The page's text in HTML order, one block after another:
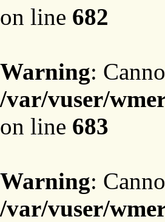
on line 682
Warning:
/var/vuser/
on line 683
Warning:
/var/vuser/